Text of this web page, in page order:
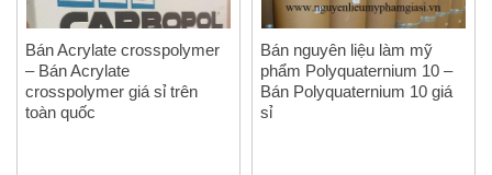
Bán Acrylate crosspolymer
– Bán Acrylate
crosspolymer giá sỉ trên
toàn quốc
Bán nguyên liệu làm mỹ
phẩm Polyquaternium 10 –
Bán Polyquaternium 10 giá
sỉ